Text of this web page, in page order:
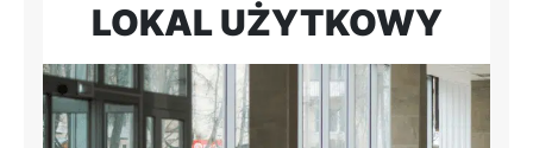
LOKAL UŻYTKOWY